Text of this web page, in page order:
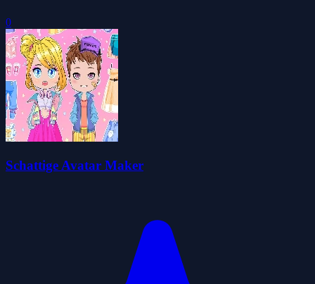
0
Schattige Avatar Maker